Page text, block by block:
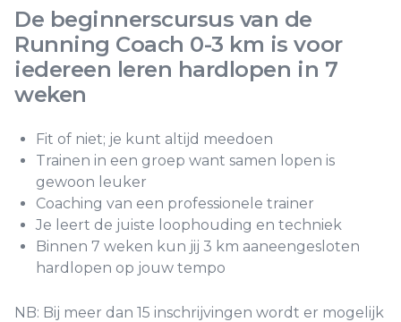
De beginnerscursus van de
Running Coach 0-3 km is voor
iedereen leren hardlopen in 7
weken
Fit of niet; je kunt altijd meedoen
Trainen in een groep want samen lopen is
gewoon leuker
Coaching van een professionele trainer
Je leert de juiste loophouding en techniek
Binnen 7 weken kun jij 3 km aaneengesloten
hardlopen op jouw tempo
NB: Bij meer dan 15 inschrijvingen wordt er mogelijk